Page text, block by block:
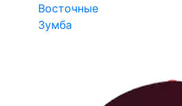
Восточные
Зумба